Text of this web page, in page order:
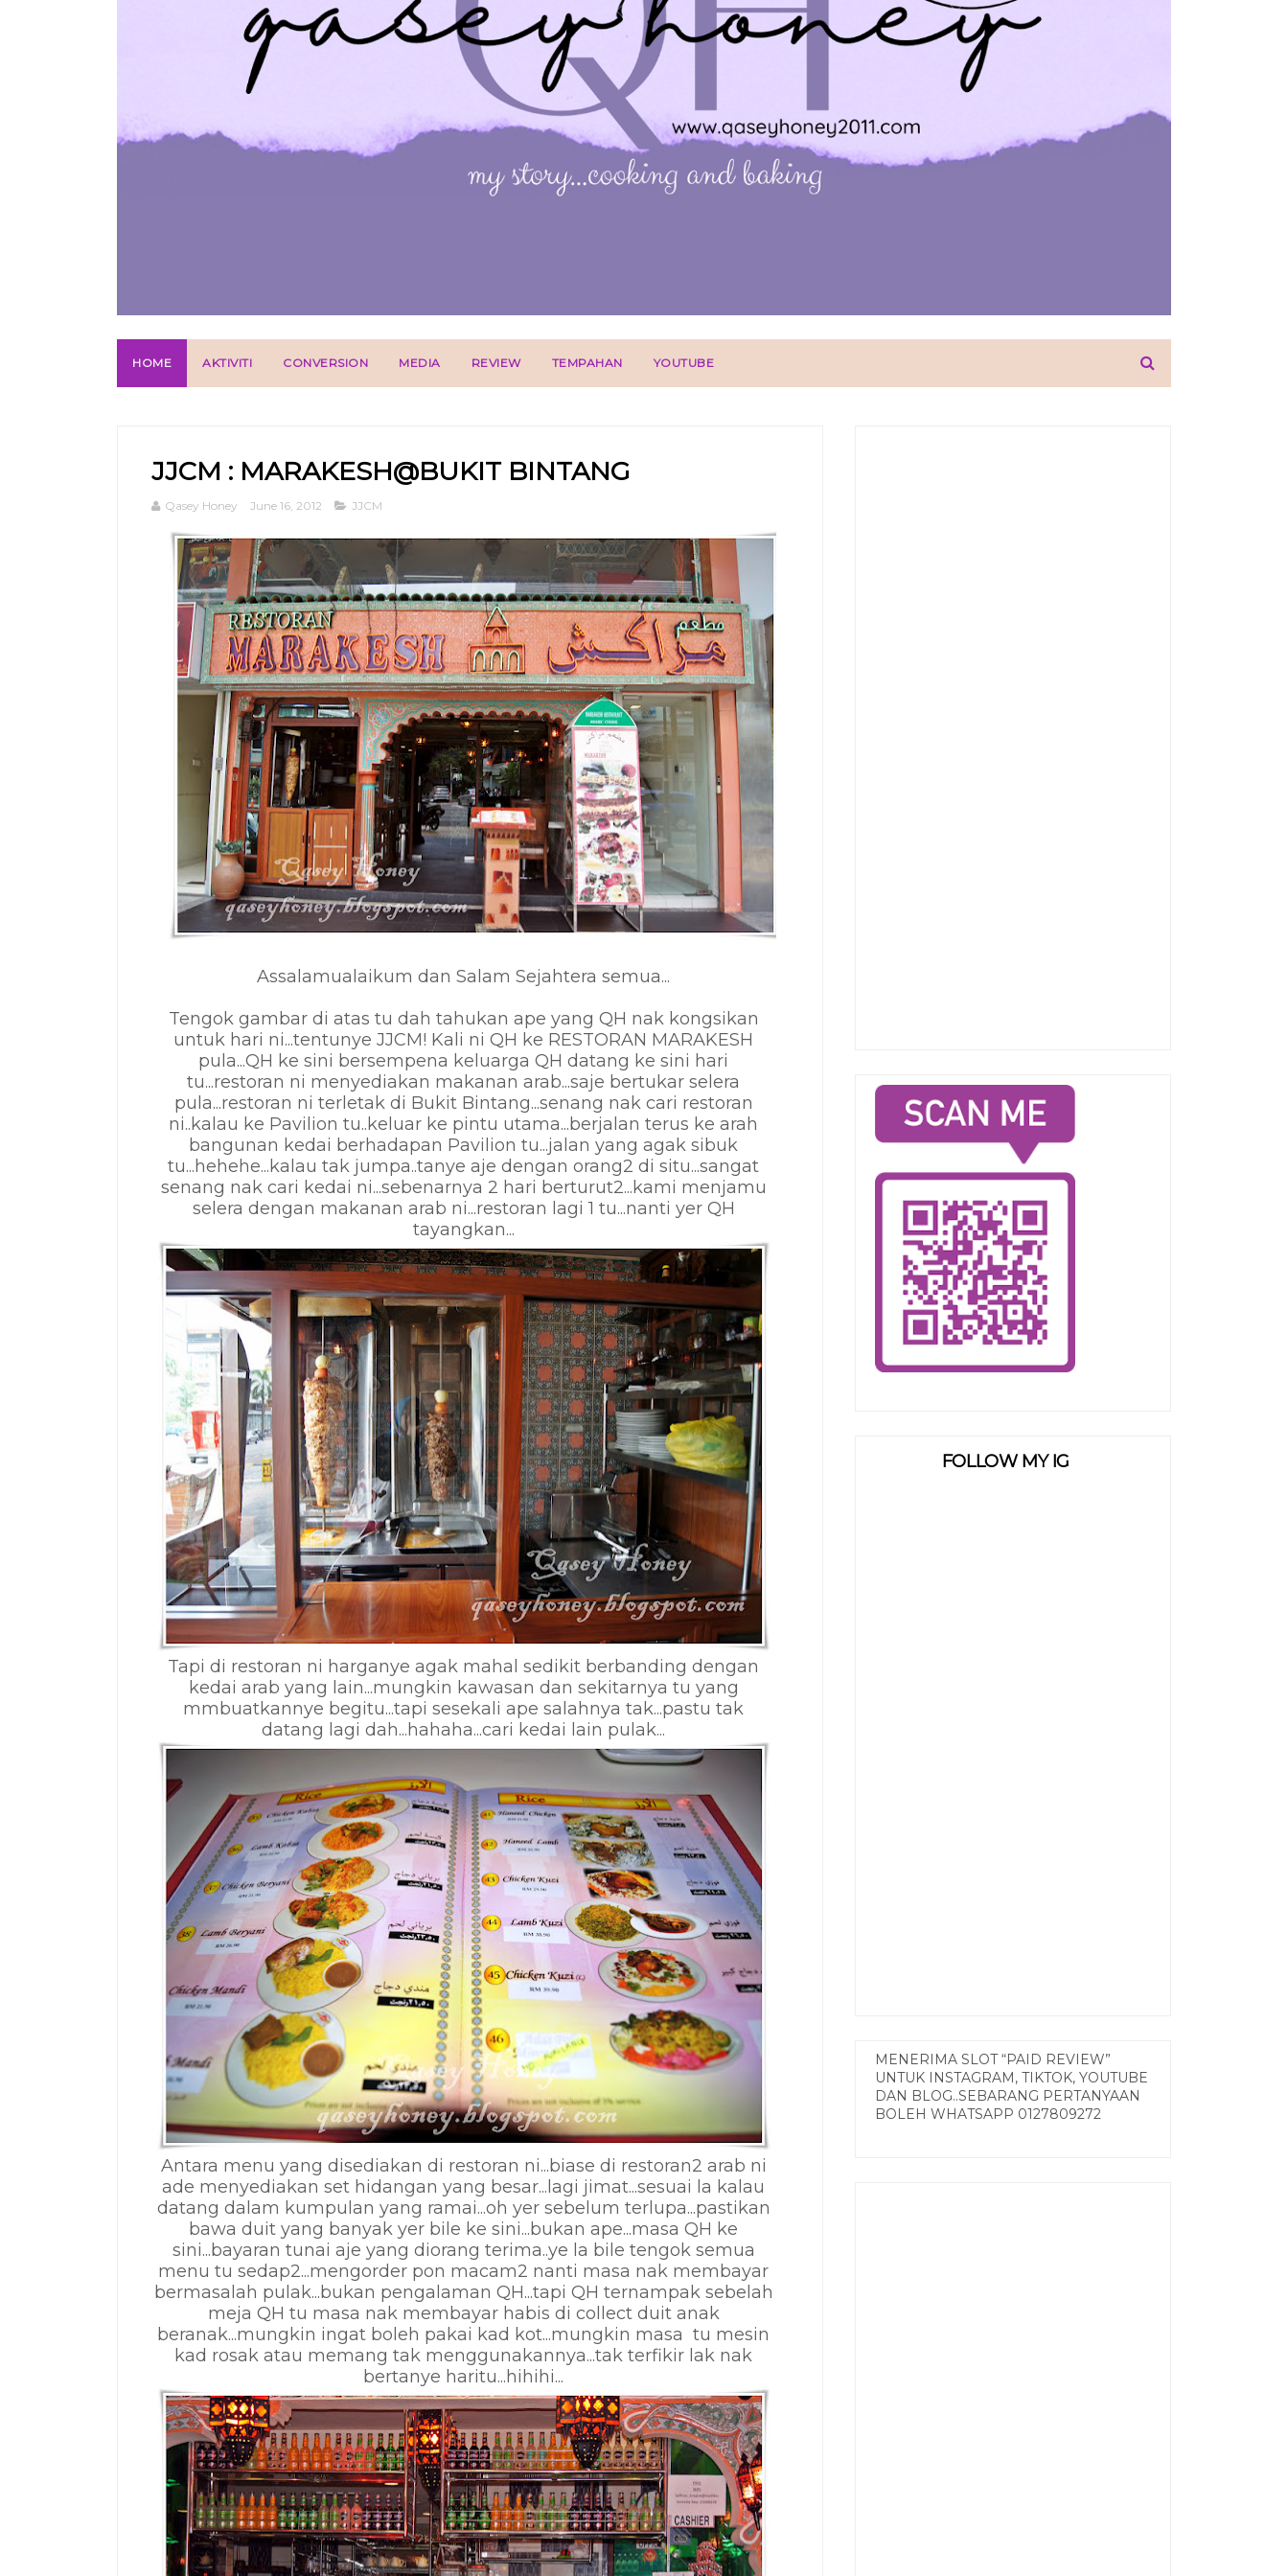
HOME AKTIVITI CONVERSION MEDIA REVIEW TEMPAHAN YOUTUBE
JJCM : MARAKESH@BUKIT BINTANG
Qasey Honey June 16, 2012 JJCM
Assalamualaikum dan Salam Sejahtera semua...
Tengok gambar di atas tu dah tahukan ape yang QH nak kongsikan
untuk hari ni...tentunye JJCM! Kali ni QH ke RESTORAN MARAKESH
pula...QH ke sini bersempena keluarga QH datang ke sini hari
tu...restoran ni menyediakan makanan arab...saje bertukar selera
pula...restoran ni terletak di Bukit Bintang...senang nak cari restoran
ni..kalau ke Pavilion tu..keluar ke pintu utama...berjalan terus ke arah
bangunan kedai berhadapan Pavilion tu...jalan yang agak sibuk
tu...hehehe...kalau tak jumpa..tanye aje dengan orang2 di situ...sangat
senang nak cari kedai ni...sebenarnya 2 hari berturut2...kami menjamu
selera dengan makanan arab ni...restoran lagi 1 tu...nanti yer QH
tayangkan...
Tapi di restoran ni harganye agak mahal sedikit berbanding dengan
kedai arab yang lain...mungkin kawasan dan sekitarnya tu yang
mmbuatkannye begitu...tapi sesekali ape salahnya tak...pastu tak
datang lagi dah...hahaha...cari kedai lain pulak...
Antara menu yang disediakan di restoran ni...biase di restoran2 arab ni
ade menyediakan set hidangan yang besar...lagi jimat...sesuai la kalau
datang dalam kumpulan yang ramai...oh yer sebelum terlupa...pastikan
bawa duit yang banyak yer bile ke sini...bukan ape...masa QH ke
sini...bayaran tunai aje yang diorang terima..ye la bile tengok semua
menu tu sedap2...mengorder pon macam2 nanti masa nak membayar
bermasalah pulak...bukan pengalaman QH...tapi QH ternampak sebelah
meja QH tu masa nak membayar habis di collect duit anak
beranak...mungkin ingat boleh pakai kad kot...mungkin masa tu mesin
kad rosak atau memang tak menggunakannya...tak terfikir lak nak
bertanye haritu...hihihi...
FOLLOW MY IG
MENERIMA SLOT “PAID REVIEW”
UNTUK INSTAGRAM, TIKTOK, YOUTUBE
DAN BLOG..SEBARANG PERTANYAAN
BOLEH WHATSAPP 0127809272